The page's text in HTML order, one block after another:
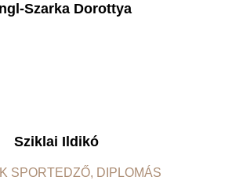
Szarka Dorottya
Sziklai Ildikó
SPORTEDZŐ, DIPLOMÁS